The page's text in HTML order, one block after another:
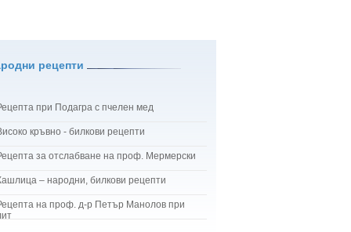
рецепти
при Подагра с пчелен мед
кръвно - билкови рецепти
за отслабване на проф. Мермерски
– народни, билкови рецепти
на проф. д-р Петър Манолов при